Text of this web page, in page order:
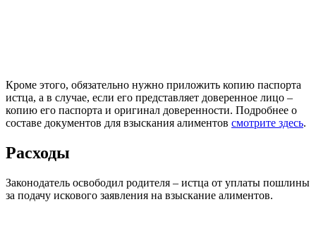
Кроме этого, обязательно нужно приложить копию паспорта
истца, а в случае, если его представляет доверенное лицо –
копию его паспорта и оригинал доверенности. Подробнее о
составе документов для взыскания алиментов смотрите здесь.
Расходы
Законодатель освободил родителя – истца от уплаты пошлины
за подачу искового заявления на взыскание алиментов.